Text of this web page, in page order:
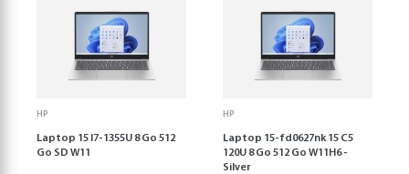
HP
Laptop 15 I7-1355U 8 Go 512
Go SD W11
HP
Laptop 15-fd0627nk 15 C5
120U 8 Go 512 Go W11H6 -
Silver